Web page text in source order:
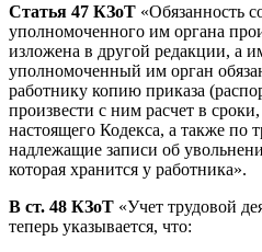
Статья 47 КЗоТ «Обязанность
уполномоченного им органа
изложена в другой редакции, а
уполномоченный им орган
работнику копию приказа
произвести с ним расчет в
настоящего Кодекса, а также по
надлежащие записи об
которая хранится у работника».
В ст. 48 КЗоТ «Учет трудовой
теперь указывается, что: